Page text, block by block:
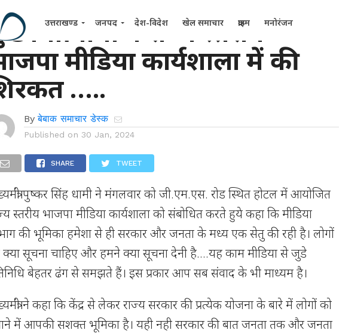
उत्तराखण्ड जनपद देश-विदेश खेल समाचार क्राइम मनोरंजन
धामी ने राज्य स्तरीय
मीडिया कार्यशाला में की
…..
By बेबाक समाचार डेस्क
Published on 30 Jan, 2024
SHARE TWEET
पुष्कर सिंह धामी ने मंगलवार को जी.एम.एस. रोड स्थित होटल में आयोजित
स्तरीय भाजपा मीडिया कार्यशाला को संबोधित करते हुये कहा कि मीडिया
की भूमिका हमेशा से ही सरकार और जनता के मध्य एक सेतु की रही है। लोगों
क्या सूचना चाहिए और हमने क्या सूचना देनी है….यह काम मीडिया से जुडे
बेहतर ढंग से समझते हैं। इस प्रकार आप सब संवाद के भी माध्यम है।
ने कहा कि केंद्र से लेकर राज्य सरकार की प्रत्येक योजना के बारे में लोगों को
में आपकी सशक्त भूमिका है। यही नही सरकार की बात जनता तक और जनता